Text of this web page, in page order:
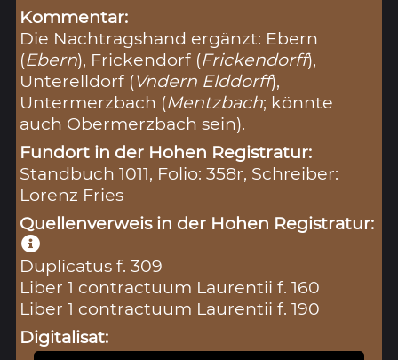
Kommentar:
Die Nachtragshand ergänzt: Ebern
(Ebern), Frickendorf (Frickendorff),
Unterelldorf (Vndern Elddorff),
Untermerzbach (Mentzbach; könnte
auch Obermerzbach sein).
Fundort in der Hohen Registratur:
Standbuch 1011, Folio: 358r, Schreiber:
Lorenz Fries
Quellenverweis in der Hohen Registratur:
Duplicatus f. 309
Liber 1 contractuum Laurentii f. 160
Liber 1 contractuum Laurentii f. 190
Digitalisat: